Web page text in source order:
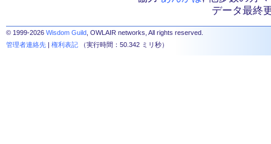
データ最終
© 1999-2026 Wisdom Guild , OWLAIR networks, All rights reserved.
管理者連絡先 | 権利表記 （実行時間：50.342 ミリ秒）